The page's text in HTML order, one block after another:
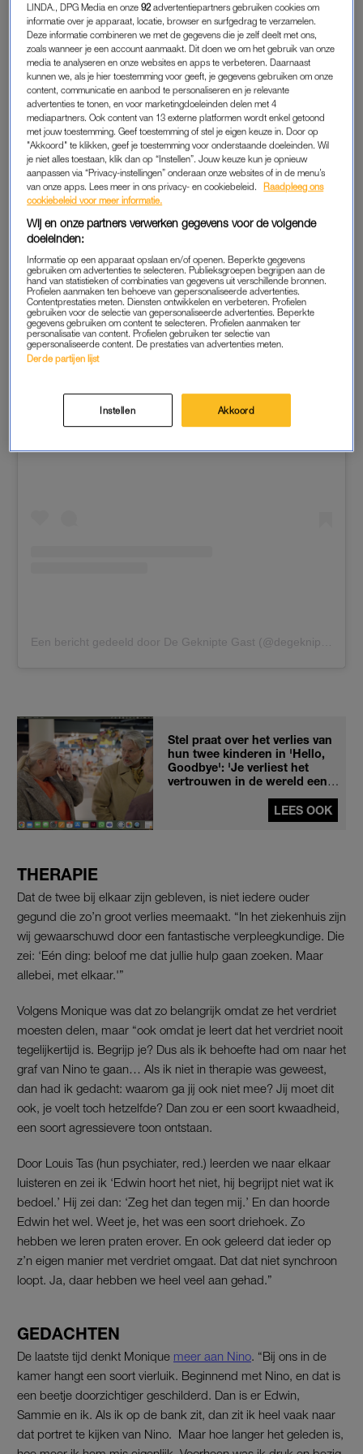
Op een gegeven moment reden wij terug van het ziekenhuis
en hadden wij dus dertien, veertien dagen met hem in
doodsangst geleefd. En toen ging hij dus ook écht dood. Toen
reden we terug in de auto, ik keek Edwin (de Vries, haar
partner, red.) zo aan en toen dacht ik: bij jou blijf ik. Bij jou ga
ik nooit meer weg.”
Een bericht gedeeld door De Geknipte Gast (@degekniptegast)
Stel praat over het verlies van
hun twee kinderen in 'Hello,
Goodbye': 'Je verliest het
vertrouwen in de wereld een
LEES OOK
THERAPIE
Dat de twee bij elkaar zijn gebleven, is niet iedere ouder
gegund die zo’n groot verlies meemaakt. “In het ziekenhuis zijn
wij gewaarschuwd door een fantastische verpleegkundige. Die
zei: ‘Eén ding: beloof me dat jullie hulp gaan zoeken. Maar
allebei, met elkaar.'”
Volgens Monique was dat zo belangrijk omdat ze het verdriet
moesten delen, maar “ook omdat je leert dat het verdriet nooit
tegelijkertijd is. Begrijp je? Dus als ik behoefte had om naar het
graf van Nino te gaan… Als ik niet in therapie was geweest,
dan had ik gedacht: waarom ga jij ook niet mee? Jij moet dit
ook, je voelt toch hetzelfde? Dan zou er een soort kwaadheid,
een soort agressievere toon ontstaan.
Door Louis Tas (hun psychiater, red.) leerden we naar elkaar
luisteren en zei ik ‘Edwin hoort het niet, hij begrijpt niet wat ik
bedoel.’ Hij zei dan: ‘Zeg het dan tegen mij.’ En dan hoorde
Edwin het wel. Weet je, het was een soort driehoek. Zo
hebben we leren praten erover. En ook geleerd dat ieder op
z’n eigen manier met verdriet omgaat. Dat dat niet synchroon
loopt. Ja, daar hebben we heel veel aan gehad.”
GEDACHTEN
De laatste tijd denkt Monique meer aan Nino. “Bij ons in de
kamer hangt een soort vierluik. Beginnend met Nino, en dat is
een beetje doorzichtiger geschilderd. Dan is er Edwin,
Sammie en ik. Als ik op de bank zit, dan zit ik heel vaak naar
dat portret te kijken van Nino. Maar hoe langer het geleden is,
LINDA., DPG Media en onze92 advertentiepartners gebruiken cookies om
informatie over je apparaat, locatie, browser en surfgedrag te verzamelen.
Deze informatie combineren we met de gegevens die je zelf deelt met ons,
zoals wanneer je een account aanmaakt. Dit doen we om het gebruik van onze
media te analyseren en onze websites en apps te verbeteren. Daarnaast
kunnen we, als je hier toestemming voor geeft, je gegevens gebruiken om onze
content, communicatie en aanbod te personaliseren en je relevante
advertenties te tonen, en voor marketingdoeleinden delen met 4
mediapartners. Ook content van 13 externe platformen wordt enkel getoond
met jouw toestemming. Geef toestemming of stel je eigen keuze in. Door op
"Akkoord" te klikken, geef je toestemming voor onderstaande doeleinden. Wil
je niet alles toestaan, klik dan op “Instellen”. Jouw keuze kun je opnieuw
aanpassen via “Privacy-instellingen” onderaan onze websites of in de menu’s
van onze apps. Lees meer in ons privacy- en cookiebeleid.
Raadpleeg ons
cookiebeleid voor meer informatie.
Wij en onze partners verwerken gegevens voor de volgende
doeleinden:
Informatie op een apparaat opslaan en/of openen. Beperkte gegevens
gebruiken om advertenties te selecteren. Publieksgroepen begrijpen aan de
hand van statistieken of combinaties van gegevens uit verschillende bronnen.
Profielen aanmaken ten behoeve van gepersonaliseerde advertenties.
Contentprestaties meten. Diensten ontwikkelen en verbeteren. Profielen
gebruiken voor de selectie van gepersonaliseerde advertenties. Beperkte
gegevens gebruiken om content te selecteren. Profielen aanmaken ter
personalisatie van content. Profielen gebruiken ter selectie van
gepersonaliseerde content. De prestaties van advertenties meten.
Derde partijen lijst
Instellen Akkoord